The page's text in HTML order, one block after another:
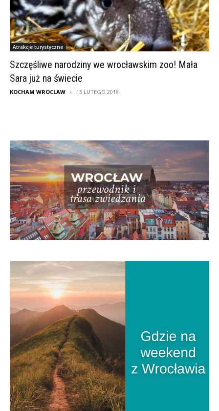
Atrakcje turystyczne
Szczęśliwe narodziny we wrocławskim zoo! Mała
Sara już na świecie
KOCHAM WROCLAW 15 LUTEGO 2018